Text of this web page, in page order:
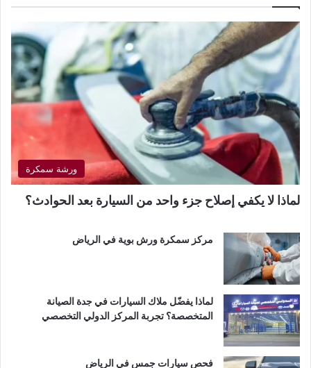
ورشة سمكرة
لماذا لا يكفي إصلاح جزء واحد من السيارة بعد الحوادث؟
مركز سمكرة ورش بوية في الرياض
لماذا يفضّل ملاك السيارات في جدة الصيانة
المتخصصة؟ تجربة المركز الدولي التخصصي
فحص سيارات جمس في الرياض